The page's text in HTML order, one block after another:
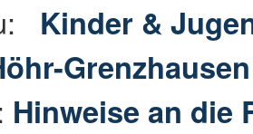
Kinder &
Hinweise an die